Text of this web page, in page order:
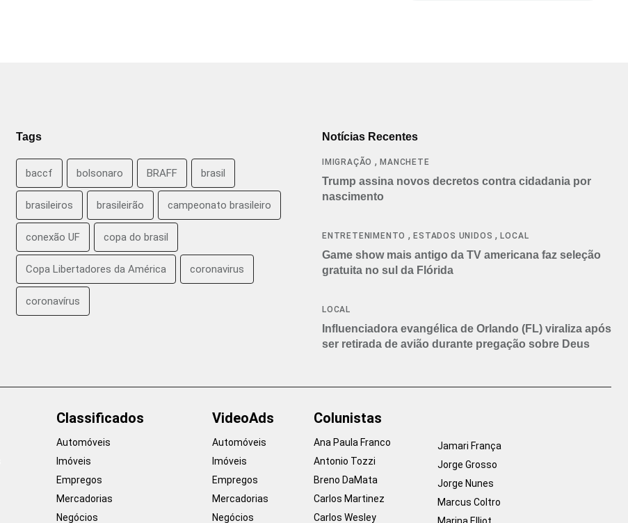
Tags
baccf bolsonaro BRAFF brasil
brasileiros brasileirão campeonato brasileiro
conexão UF copa do brasil
Copa Libertadores da América coronavirus
coronavírus
Notícias Recentes
IMIGRAÇÃO ,MANCHETE
Trump assina novos decretos contra cidadania por
nascimento
ENTRETENIMENTO ,ESTADOS UNIDOS ,LOCAL
Game show mais antigo da TV americana faz seleção
gratuita no sul da Flórida
LOCAL
Influenciadora evangélica de Orlando (FL) viraliza após
ser retirada de avião durante pregação sobre Deus
Classificados
Automóveis
Imóveis
Empregos
Mercadorias
Negócios
VideoAds
Automóveis
Imóveis
Empregos
Mercadorias
Negócios
Colunistas
Ana Paula Franco
Antonio Tozzi
Breno DaMata
Carlos Martinez
Carlos Wesley
Jamari França
Jorge Grosso
Jorge Nunes
Marcus Coltro